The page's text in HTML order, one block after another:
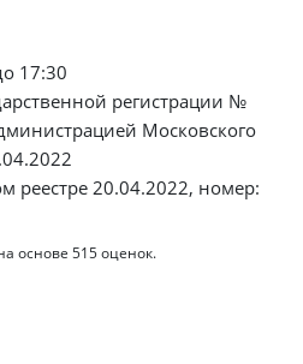
17:30
регистрации №
Московского
реестре 20.04.2022, номер:
основе 515оценок.